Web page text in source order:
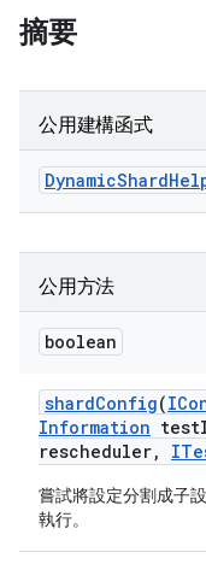
摘要
公用建構函式
DynamicShard
公用方法
boolean
shardConfig(
Information test
rescheduler,
嘗試將設定分割成子
執行。